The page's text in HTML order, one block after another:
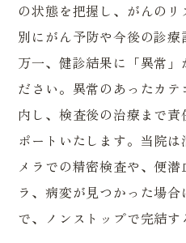
の状態を把握し、がんの
別にがん予防や今後の診療
万一、健診結果に「異常
ださい。異常のあったカ
内し、検査後の治療まで
ポートいたします。当院
メラでの精密検査や、便
ラ、病変が見つかった場
で、ノンストップで完結す